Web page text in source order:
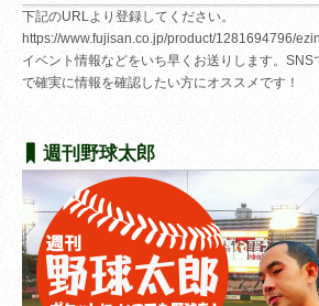
下記のURLより登録してください。
https://www.fujisan.co.jp/product/1281694796/
イベント情報などをいち早くお送りします。
で確実に情報を確認したい方にオススメです！
週刊野球太郎